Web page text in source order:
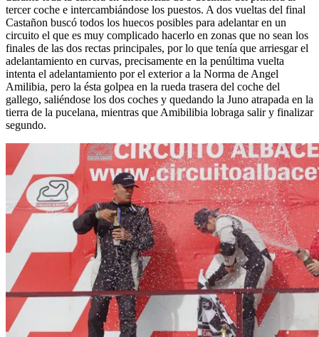
tercer coche e intercambiándose los puestos. A dos vueltas del final
Castañon buscó todos los huecos posibles para adelantar en un
circuito el que es muy complicado hacerlo en zonas que no sean los
finales de las dos rectas principales, por lo que tenía que arriesgar el
adelantamiento en curvas, precisamente en la penúltima vuelta
intenta el adelantamiento por el exterior a la Norma de Angel
Amilibia, pero la ésta golpea en la rueda trasera del coche del
gallego, saliéndose los dos coches y quedando la Juno atrapada en la
tierra de la pucelana, mientras que Amibilibia lobraga salir y finalizar
segundo.